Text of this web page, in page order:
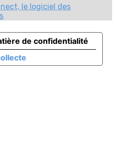
le logiciel des
de confidentialité